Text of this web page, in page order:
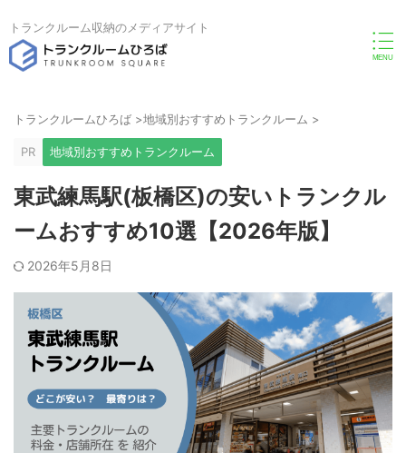
トランクルーム収納のメディアサイト
トランクルームひろば >地域別おすすめトランクルーム >
PR 地域別おすすめトランクルーム
東武練馬駅(板橋区)の安いトランクル
ームおすすめ10選【2026年版】
2026年5月8日